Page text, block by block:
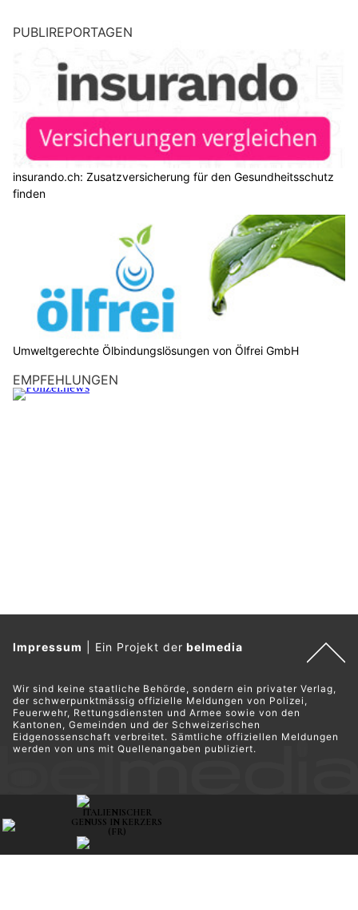
PUBLIREPORTAGEN
insurando.ch: Zusatzversicherung für den Gesundheitsschutz
finden
Umweltgerechte Ölbindungslösungen von Ölfrei GmbH
EMPFEHLUNGEN
Impressum Ein Projekt derbelmedia
Wir sind keine staatliche Behörde, sondern ein privater Verlag,
der schwerpunktmässig offizielle Meldungen von Polizei,
Feuerwehr, Rettungsdiensten und Armee sowie von den
Kantonen, Gemeinden und der Schweizerischen
Eidgenossenschaft verbreitet. Sämtliche offiziellen Meldungen
werden von uns mit Quellenangaben publiziert.